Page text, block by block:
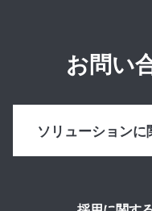
お問い
ソリューション